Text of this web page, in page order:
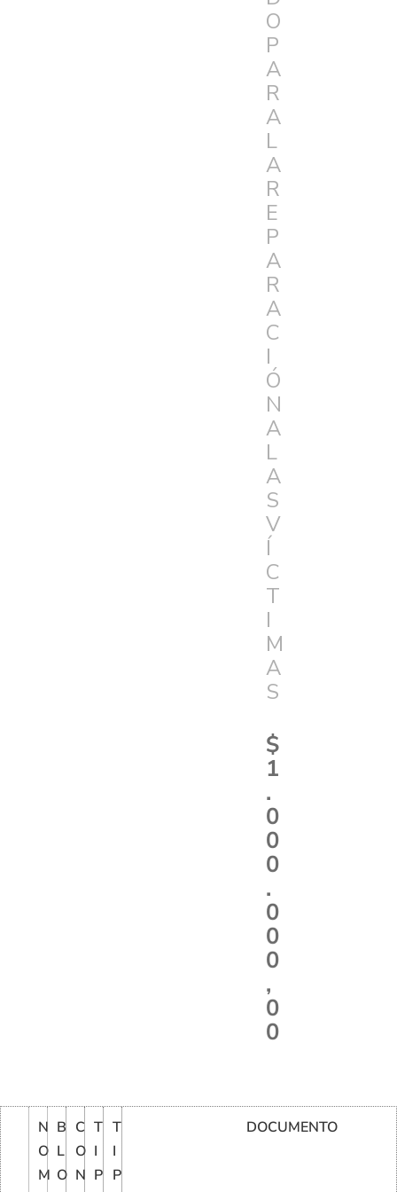
O
P
A
R
A
L
A
R
E
P
A
R
A
C
I
Ó
N
A
L
A
S
V
Í
C
T
I
M
A
S
$
1
.
0
0
0
.
0
0
0
,
0
0
N
O
M
B
L
O
C
O
N
T
I
P
T
I
P
DOCUMENTO